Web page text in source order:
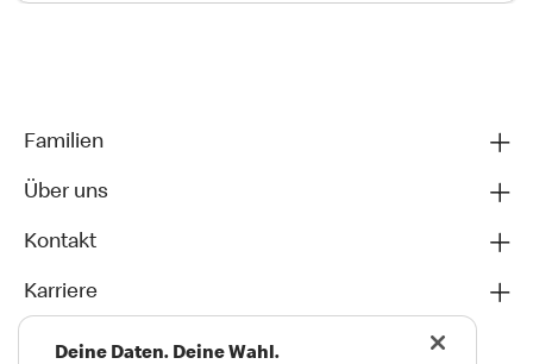
Familien
Über uns
Kontakt
Karriere
Deine Daten. Deine Wahl.